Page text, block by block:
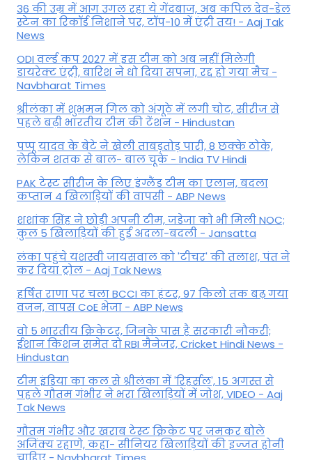
36 की उम्र में आग उगल रहा ये गेंदबाज, अब कपिल देव-डेल
स्टेन का रिकॉर्ड निशाने पर, टॉप-10 में एंट्री तय! - Aaj Tak
News
ODI वर्ल्ड कप 2027 में इस टीम को अब नहीं मिलेगी
डायरेक्ट एंट्री, बारिश ने धो दिया सपना, रद्द हो गया मैच -
Navbharat Times
श्रीलंका में शुभमन गिल को अंगूठे में लगी चोट, सीरीज से
पहले बढ़ी भारतीय टीम की टेंशन - Hindustan
पप्पू यादव के बेटे ने खेली ताबड़तोड़ पारी, 8 छक्के ठोके,
लेकिन शतक से बाल- बाल चूके - India TV Hindi
PAK टेस्ट सीरीज के लिए इंग्लैंड टीम का एलान, बदला
कप्तान 4 खिलाड़ियों की वापसी - ABP News
शशांक सिंह ने छोड़ी अपनी टीम, जडेजा को भी मिली NOC;
कुल 5 खिलाड़ियों की हुई अदला-बदली - Jansatta
लंका पहुंचे यशस्वी जायसवाल को 'टीचर' की तलाश, पंत ने
कर द‍िया ट्रोल - Aaj Tak News
हर्षित राणा पर चला BCCI का हंटर, 97 किलो तक बढ़ गया
वजन, वापस CoE भेजा - ABP News
वो 5 भारतीय क्रिकेटर, जिनके पास है सरकारी नौकरी;
ईशान किशन समेत दो RBI मैनेजर, Cricket Hindi News -
Hindustan
टीम इंडिया का कल से श्रीलंका में 'रिहर्सल', 15 अगस्त से
पहले गौतम गंभीर ने भरा ख‍िलाड़‍ियों में जोश, VIDEO - Aaj
Tak News
गौतम गंभीर और खराब टेस्ट क्रिकेट पर जमकर बोले
अजिंक्य रहाणे, कहा- सीनियर खिलाड़ियों की इज्जत होनी